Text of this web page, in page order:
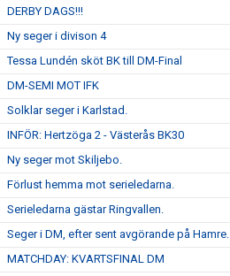
DERBY DAGS!!!
Ny seger i divison 4
Tessa Lundén sköt BK till DM-Final
DM-SEMI MOT IFK
Solklar seger i Karlstad.
INFÖR: Hertzöga 2 - Västerås BK30
Ny seger mot Skiljebo.
Förlust hemma mot serieledarna.
Serieledarna gästar Ringvallen.
Seger i DM, efter sent avgörande på Hamre.
MATCHDAY: KVARTSFINAL DM